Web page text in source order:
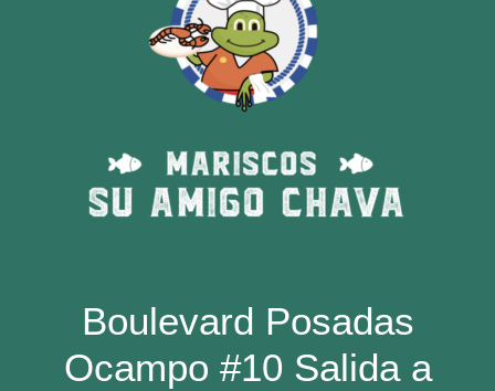
Boulevard Posadas
Ocampo #10 Salida a